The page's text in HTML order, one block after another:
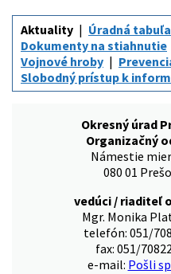
Aktuality
Úradná tabuľa
Dokumenty na stiahnutie
Vojnové hroby
Slobodný prístup k
Okresný úrad
Organizačný
Námestie
080 01
vedúci / riaditeľ
Mgr. Monika
telefón: 051/
fax: 051/
e-mail: Pošli